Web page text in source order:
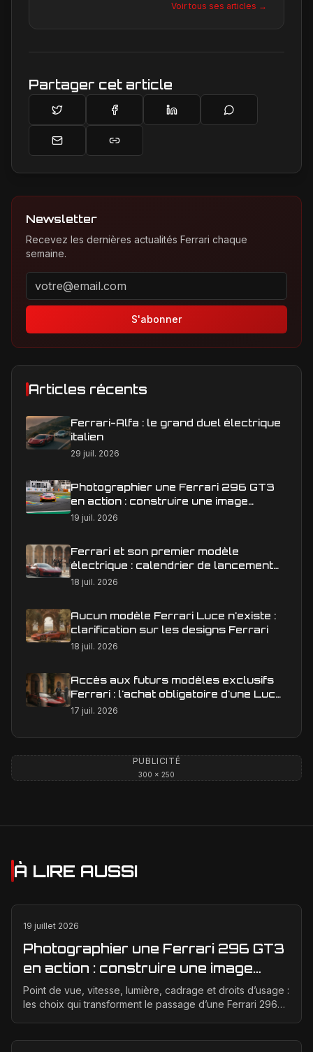
une passion contagieuse les dernières
créations, notamment chez Ferrari, sa marque
Voir tous ses articles →
Partager cet article
Newsletter
Recevez les dernières actualités Ferrari chaque
semaine.
Adresse email pour la newsletter
S'abonner
Articles récents
Ferrari-Alfa : le grand duel électrique
italien
29 juil. 2026
Photographier une Ferrari 296 GT3
en action : construire une image
éditoriale qui raconte la course
19 juil. 2026
Ferrari et son premier modèle
électrique : calendrier de lancement
en Europe
18 juil. 2026
Aucun modèle Ferrari Luce n'existe :
clarification sur les designs Ferrari
18 juil. 2026
Accès aux futurs modèles exclusifs
Ferrari : l'achat obligatoire d'une Luce
est-il une réalité ?
17 juil. 2026
PUBLICITÉ
300 × 250
À LIRE AUSSI
19 juillet 2026
Photographier une Ferrari 296 GT3
en action : construire une image
éditoriale qui raconte la course
Point de vue, vitesse, lumière, cadrage et droits d’usage :
les choix qui transforment le passage d’une Ferrari 296